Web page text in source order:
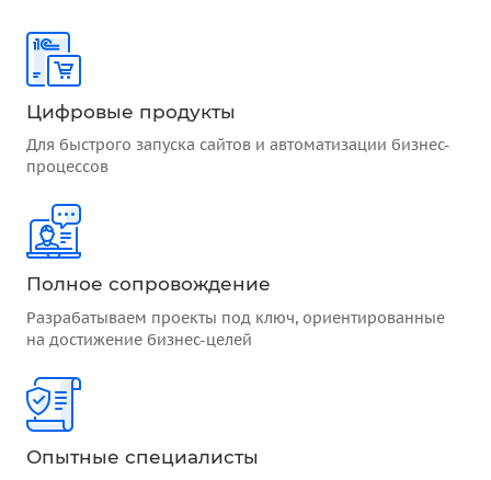
Цифровые продукты
Для быстрого запуска сайтов и автоматизации бизнес-
процессов
Полное сопровождение
Разрабатываем проекты под ключ, ориентированные
на достижение бизнес-целей
Опытные специалисты